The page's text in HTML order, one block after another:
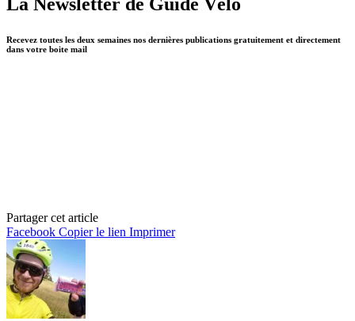
Recevez toutes les deux semaines nos dernières publications gratuitement et directement
dans votre boite mail
Partager cet article
Facebook Copier le lien Imprimer